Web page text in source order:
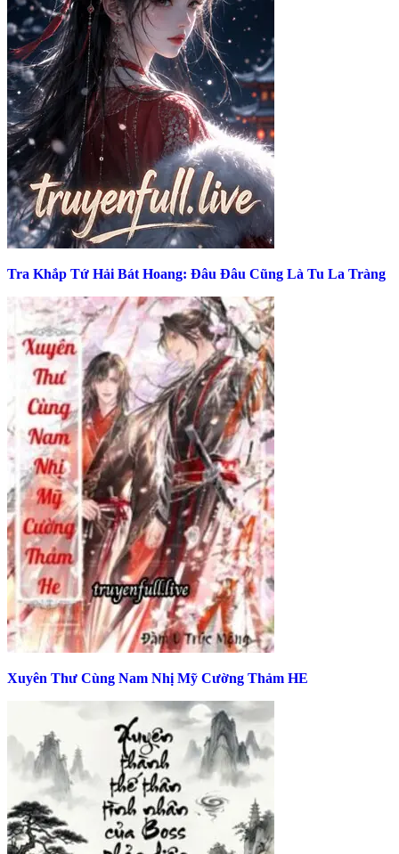
Tra Khắp Tứ Hải Bát Hoang: Đâu Đâu Cũng Là Tu La Tràng
Xuyên Thư Cùng Nam Nhị Mỹ Cường Thảm HE